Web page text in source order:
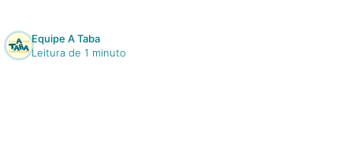
Equipe A Taba
Leitura de 1 minuto